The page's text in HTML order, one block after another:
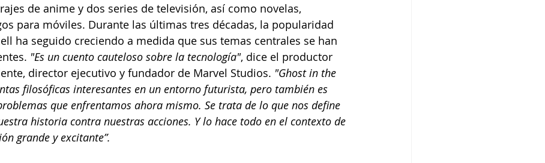
de anime y dos series de televisión, así como novelas,
para móviles. Durante las últimas tres décadas, la popularidad
ha seguido creciendo a medida que sus temas centrales se han
"Es un cuento cauteloso sobre la tecnología", dice el productor
director ejecutivo y fundador de Marvel Studios. "Ghost in the
filosóficas interesantes en un entorno futurista, pero también es
que enfrentamos ahora mismo. Se trata de lo que nos define
historia contra nuestras acciones. Y lo hace todo en el contexto de
grande y excitante”.